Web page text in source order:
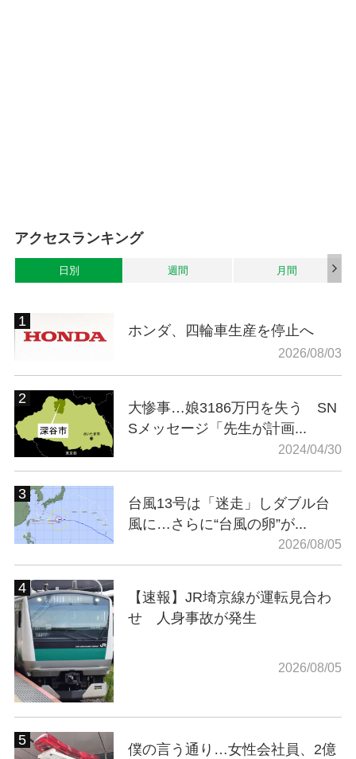
アクセスランキング
日別 週間 月間
ホンダ、四輪車生産を停止へ
2026/08/03
大惨事…娘3186万円を失う SN
Sメッセージ「先生が計画...
2024/04/30
台風13号は「迷走」しダブル台
風に…さらに“台風の卵”が...
2026/08/05
【速報】JR埼京線が運転見合わ
せ 人身事故が発生
2026/08/05
僕の言う通り…女性会社員、2億